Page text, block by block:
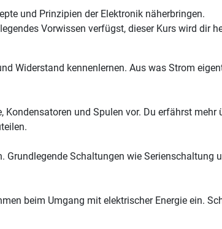
und Prinzipien der Elektronik näherbringen.
Vorwissen verfügst, dieser Kurs wird dir
Widerstand kennenlernen. Aus was Strom
und Spulen vor. Du erfährst
Grundlegende Schaltungen wie
beim Umgang mit elektrischer Energie ein.